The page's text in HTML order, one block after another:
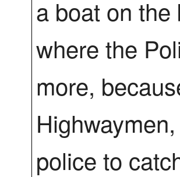
a boat on the
where the
more,
police to